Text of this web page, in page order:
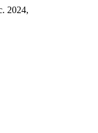
2024,